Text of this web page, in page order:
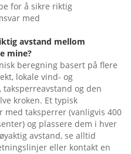
for å sikre riktig
med
avstand mellom
mine?
beregning basert på flere
lokale vind- og
taksperreavstand og den
kroken. Et typisk
med taksperrer (vanligvis 400
og plassere dem i hver
avstand, se alltid
eller kontakt en